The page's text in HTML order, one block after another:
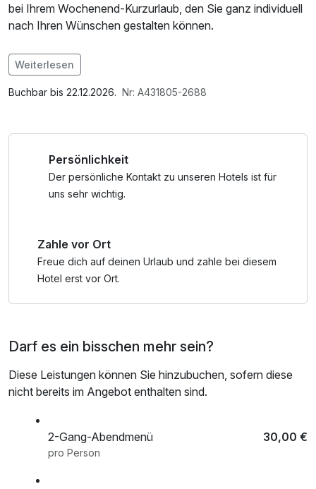
bei Ihrem Wochenend-Kurzurlaub, den Sie ganz individuell
nach Ihren Wünschen gestalten können.
Im Angebot enthalten
1 Flasche Mineralwasser, Saunabenutzung, Nutzung des
Wellnessbereichs, W-LAN Nutzung / Internetnutzung
Weiterlesen
Buchbar bis 22.12.2026. Nr: A431805-2688
Persönlichkeit
Der persönliche Kontakt zu unseren Hotels ist für
uns sehr wichtig.
Zahle vor Ort
Freue dich auf deinen Urlaub und zahle bei diesem
Hotel erst vor Ort.
Darf es ein bisschen mehr sein?
Diese Leistungen können Sie hinzubuchen, sofern diese
nicht bereits im Angebot enthalten sind.
2-Gang-Abendmenü 30,00 €
pro Person